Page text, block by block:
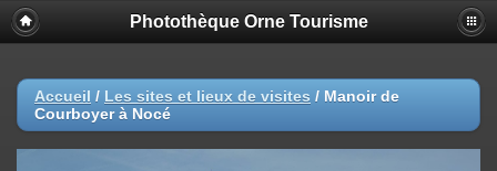
Photothèque Orne Tourisme
Accueil / Les sites et lieux de visites / Manoir de
Courboyer à Nocé